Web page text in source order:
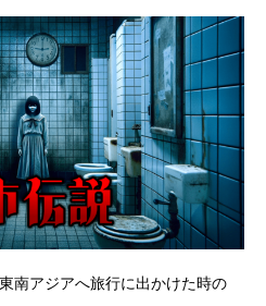
南アジアへ旅行に出かけた時の